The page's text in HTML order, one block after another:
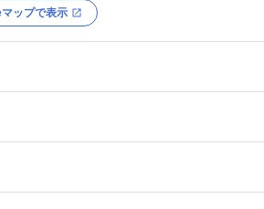
ップで表示